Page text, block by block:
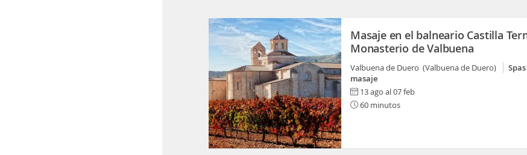
Masaje en el balneario Castilla
Monasterio de Valbuena
Valbuena de Duero (Valbuena de Duero)
masaje
13 ago al 07 feb
60 minutos